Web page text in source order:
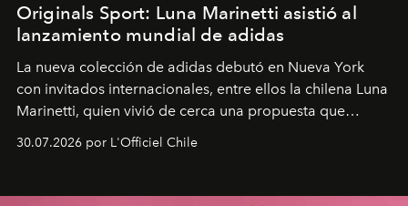
Originals Sport: Luna Marinetti asistió al
lanzamiento mundial de adidas
La nueva colección de adidas debutó en Nueva York
con invitados internacionales, entre ellos la chilena Luna
Marinetti, quien vivió de cerca una propuesta que
30.07.2026 por L'Officiel Chile